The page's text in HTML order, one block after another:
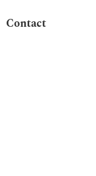
Contact